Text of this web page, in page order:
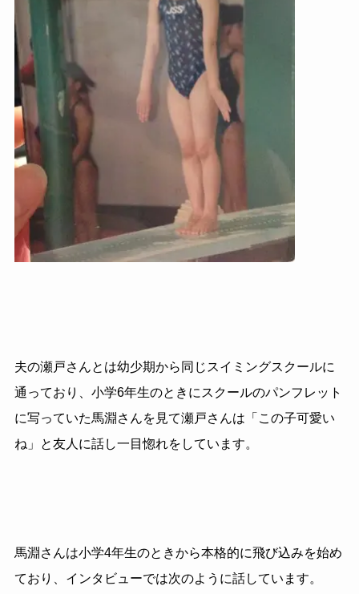
夫の瀬戸さんとは幼少期から同じスイミングスクールに
通っており、小学6年生のときにスクールのパンフレット
に写っていた馬淵さんを見て瀬戸さんは「この子可愛い
ね」と友人に話し一目惚れをしています。
馬淵さんは小学4年生のときから本格的に飛び込みを始め
ており、インタビューでは次のように話しています。